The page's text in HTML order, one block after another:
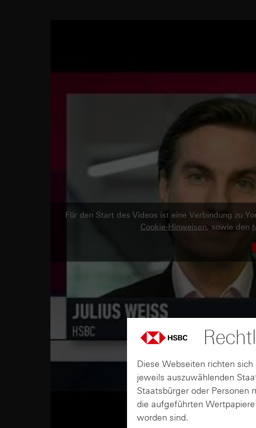
Für den Start des Videos ist eine Verbindung zu
Cookie-Hinweisen, sowie den
Diese Webseiten richten
jeweils auszuwählenden
Staatsbürger oder Personen
die aufgeführten
worden sind.